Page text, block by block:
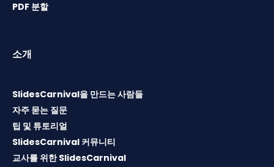
PDF 분할
소개
SlidesCarnival을 만드는 사람들
자주 묻는 질문
팁 및 튜토리얼
SlidesCarnival 커뮤니티
교사를 위한 SlidesCarnival